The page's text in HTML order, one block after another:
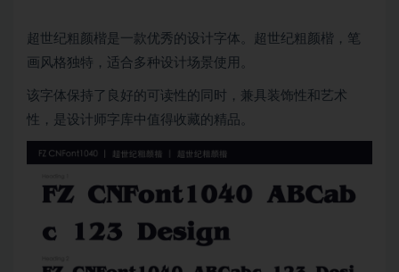
超世纪粗颜楷是一款优秀的设计字体。超世纪粗颜楷，笔
画风格独特，适合多种设计场景使用。
该字体保持了良好的可读性的同时，兼具装饰性和艺术
性，是设计师字库中值得收藏的精品。